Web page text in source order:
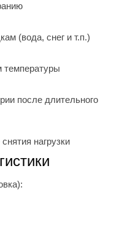
(вода, снег и т.п.)
температуры
после длительного
нагрузки